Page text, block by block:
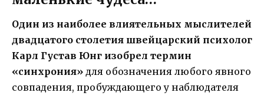
Один из наиболее влиятельных мыслителей
двадцатого столетия швейцарский психолог
Карл Густав Юнг изобрел термин
«синхрония» для обозначения любого явного
совпадения, пробуждающего у наблюдателя